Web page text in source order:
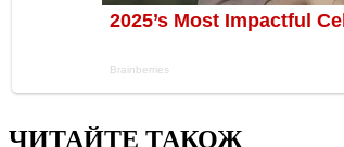
ЧИТАЙТЕ ТАКОЖ